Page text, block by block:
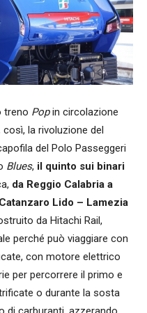
treno Popin circolazione
la rivoluzione del
del Polo Passeggeri
Blues, il quinto sui binari
da Reggio Calabria a
Lido – Lamezia
da Hitachi Rail,
perché può viaggiare con
con motore elettrico
per percorrere il primo e
o durante la sosta